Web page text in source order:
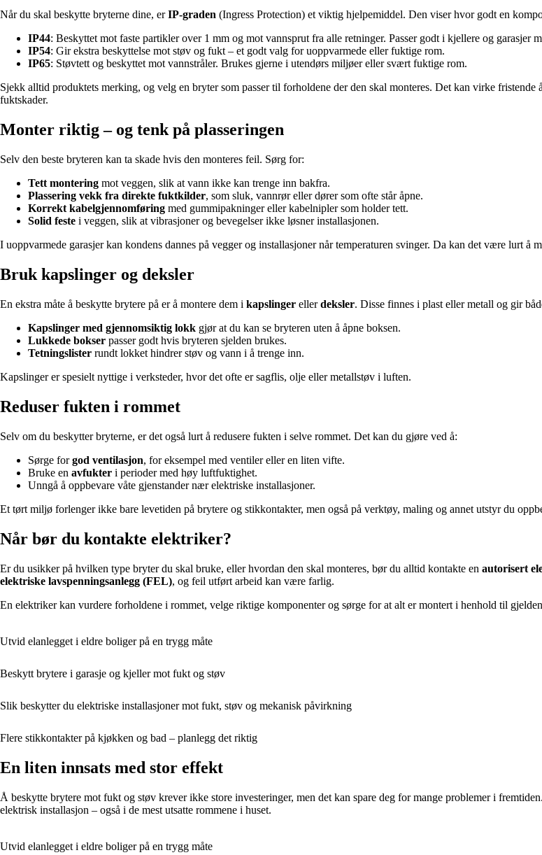
Når du skal beskytte bryterne dine, erIP-graden (Ingress Protection) et viktig hjelpemiddel. Den viser hvor godt en
IP44: Beskyttet mot faste partikler over 1 mm og mot vannsprut fra alle retninger. Passer godt i kjellere og garasjer
IP54: Gir ekstra beskyttelse mot støv og fukt – et godt valg for uoppvarmede eller fuktige rom.
IP65: Støvtett og beskyttet mot vannstråler. Brukes gjerne i utendørs miljøer eller svært fuktige rom.
Sjekk alltid produktets merking, og velg en bryter som passer til forholdene der den skal monteres. Det kan virke
fuktskader.
Monter riktig – og tenk på plasseringen
Selv den beste bryteren kan ta skade hvis den monteres feil. Sørg for:
Tett montering mot veggen, slik at vann ikke kan trenge inn bakfra.
Plassering vekk fra direkte fuktkilder, som sluk, vannrør eller dører som ofte står åpne.
Korrekt kabelgjennomføring med gummipakninger eller kabelnipler som holder tett.
Solid feste i veggen, slik at vibrasjoner og bevegelser ikke løsner installasjonen.
I uoppvarmede garasjer kan kondens dannes på vegger og installasjoner når temperaturen svinger. Da kan det være lurt å
Bruk kapslinger og deksler
En ekstra måte å beskytte brytere på er å montere dem i kapslinger ellerdeksler. Disse finnes i plast eller metall og gir
Kapslinger med gjennomsiktig lokk gjør at du kan se bryteren uten å åpne boksen.
Lukkede bokser passer godt hvis bryteren sjelden brukes.
Tetningslister rundt lokket hindrer støv og vann i å trenge inn.
Kapslinger er spesielt nyttige i verksteder, hvor det ofte er sagflis, olje eller metallstøv i luften.
Reduser fukten i rommet
Selv om du beskytter bryterne, er det også lurt å redusere fukten i selve rommet. Det kan du gjøre ved å:
Sørge forgod ventilasjon, for eksempel med ventiler eller en liten vifte.
Bruke en avfukter i perioder med høy luftfuktighet.
Unngå å oppbevare våte gjenstander nær elektriske installasjoner.
Et tørt miljø forlenger ikke bare levetiden på brytere og stikkontakter, men også på verktøy, maling og annet utstyr du
Når bør du kontakte elektriker?
Er du usikker på hvilken type bryter du skal bruke, eller hvordan den skal monteres, bør du alltid kontakte en autorisert
elektriske lavspenningsanlegg (FEL), og feil utført arbeid kan være farlig.
En elektriker kan vurdere forholdene i rommet, velge riktige komponenter og sørge for at alt er montert i henhold til
Utvid elanlegget i eldre boliger på en trygg måte
Beskytt brytere i garasje og kjeller mot fukt og støv
Slik beskytter du elektriske installasjoner mot fukt, støv og mekanisk påvirkning
Flere stikkontakter på kjøkken og bad – planlegg det riktig
En liten innsats med stor effekt
Å beskytte brytere mot fukt og støv krever ikke store investeringer, men det kan spare deg for mange problemer i
elektrisk installasjon – også i de mest utsatte rommene i huset.
Utvid elanlegget i eldre boliger på en trygg måte